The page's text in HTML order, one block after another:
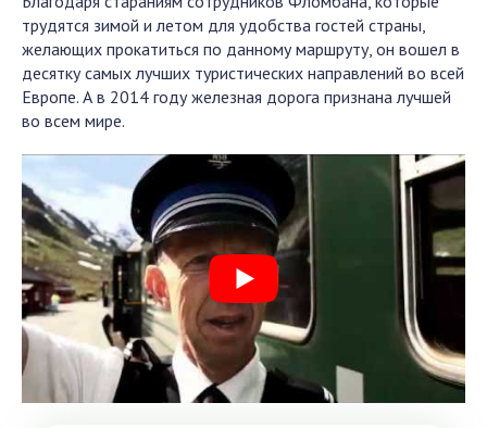
трудятся зимой и летом для удобства гостей страны,
желающих прокатиться по данному маршруту, он вошел в
десятку самых лучших туристических направлений во всей
Европе. А в 2014 году железная дорога признана лучшей
во всем мире.